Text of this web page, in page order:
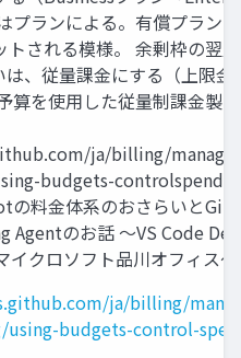
プランによる。有償プラン
トされる模様。 余剰枠の翌
は、従量課金にする（上限金
算を使用した従量制課金製
ja/billing/
budgets-
料金体系のおさらいと
のお話 〜VS Code Dev
イクロソフト品川オフィス
ja/billing/
budgets-control-